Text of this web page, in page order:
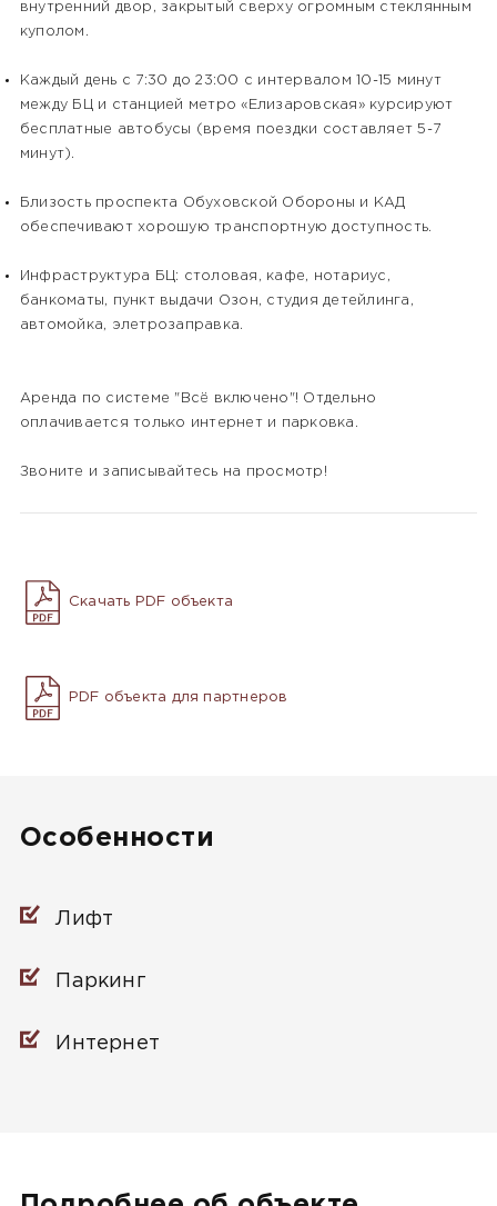
внутренний двор, закрытый сверху огромным стеклянным
куполом.
Каждый день с 7:30 до 23:00 с интервалом 10-15 минут
между БЦ и станцией метро «Елизаровская» курсируют
бесплатные автобусы (время поездки составляет 5-7
минут).
Близость проспекта Обуховской Обороны и КАД
обеспечивают хорошую транспортную доступность.
Инфраструктура БЦ: столовая, кафе, нотариус,
банкоматы, пункт выдачи Озон, студия детейлинга,
автомойка, элетрозаправка.
Аренда по системе "Всё включено"! Отдельно
оплачивается только интернет и парковка.
Звоните и записывайтесь на просмотр!
Скачать PDF объекта
PDF объекта для партнеров
Особенности
Лифт
Паркинг
Интернет